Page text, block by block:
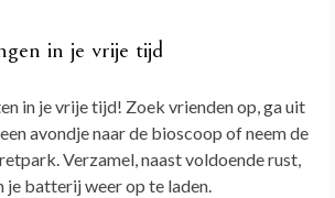
in je vrije tijd
in je vrije tijd! Zoek vrienden op, ga uit
avondje naar de bioscoop of neem de
Verzamel, naast voldoende rust,
je batterij weer op te laden.